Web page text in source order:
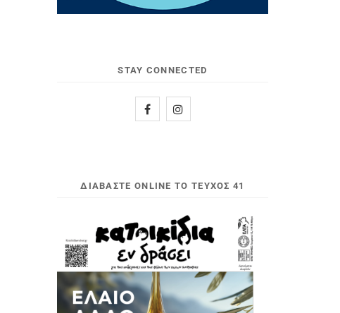
STAY CONNECTED
ΔΙΑΒΆΣΤΕ ONLINE ΤΟ ΤΕΎΧΟΣ 41